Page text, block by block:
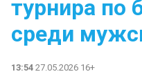
турнира по
среди
13:54 27.05.2026 16+